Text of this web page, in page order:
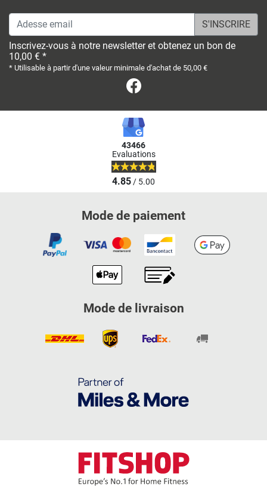
Adesse email
Inscrivez-vous à notre newsletter et obtenez un bon de
10,00 € *
* Utilisable à partir d'une valeur minimale d'achat de 50,00 €
43466
Evaluations
4.85/ 5.00
Mode de paiement
Mode de livraison